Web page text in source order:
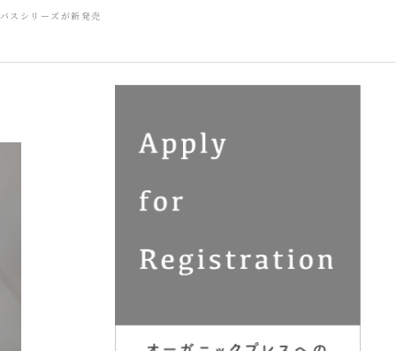
スシリーズが新発売